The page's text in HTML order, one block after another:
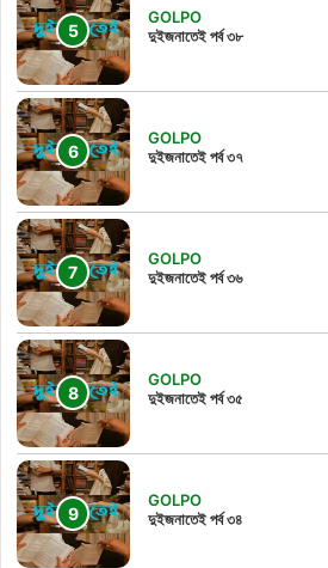
GOLPO
দুইজনাতেই পর্ব ৩৮
GOLPO
দুইজনাতেই পর্ব ৩৭
GOLPO
দুইজনাতেই পর্ব ৩৬
GOLPO
দুইজনাতেই পর্ব ৩৫
GOLPO
দুইজনাতেই পর্ব ৩৪